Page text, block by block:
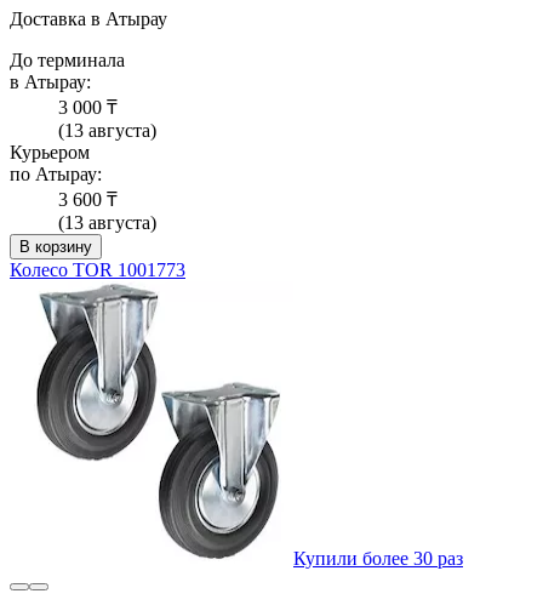
Доставка в Атырау
До терминала
в Атырау:
3 000 ₸
(13 августа)
Курьером
по Атырау:
3 600 ₸
(13 августа)
В корзину
Колесо TOR 1001773
Купили более 30 раз